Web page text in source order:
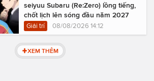
seiyuu Subaru (Re:Zero) lồng tiếng,
chốt lịch lên sóng đầu năm 2027
Giải trí 08/08/2026 14:12
XEM THÊM